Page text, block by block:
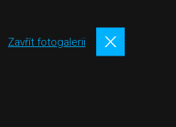
Zavřít fotogalerii